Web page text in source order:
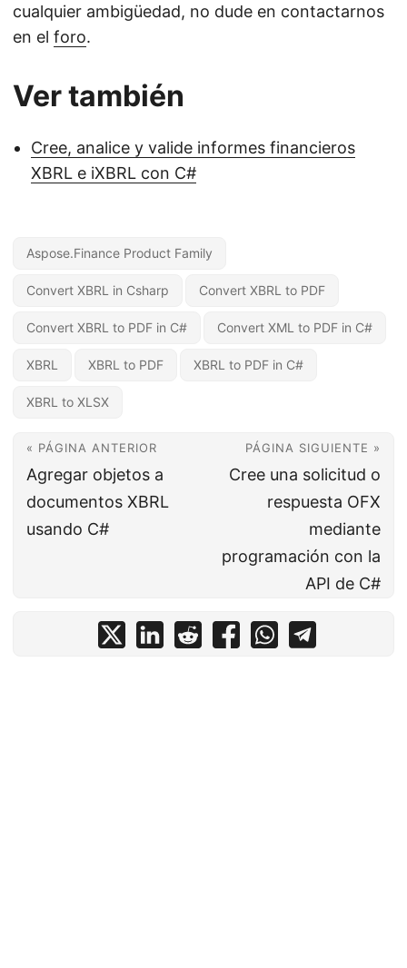
cualquier ambigüedad, no dude en contactarnos
en el foro.
Ver también
Cree, analice y valide informes financieros
XBRL e iXBRL con C#
Aspose.Finance Product Family
Convert XBRL in Csharp Convert XBRL to PDF
Convert XBRL to PDF in C# Convert XML to PDF in C#
XBRL XBRL to PDF XBRL to PDF in C#
XBRL to XLSX
« PÁGINA ANTERIOR
Agregar objetos a
documentos XBRL
usando C#
PÁGINA SIGUIENTE »
Cree una solicitud o
respuesta OFX
mediante
programación con la
API de C#